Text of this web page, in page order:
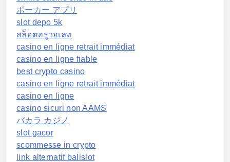
ポーカー アプリ
slot depo 5k
สล็อตทรูวอเลท
casino en ligne retrait immédiat
casino en ligne fiable
best crypto casino
casino en ligne retrait immédiat
casino en ligne
casino sicuri non AAMS
バカラ カジノ
slot gacor
scommesse in crypto
link alternatif balislot